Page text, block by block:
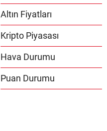
Altın Fiyatları
Kripto Piyasası
Hava Durumu
Puan Durumu